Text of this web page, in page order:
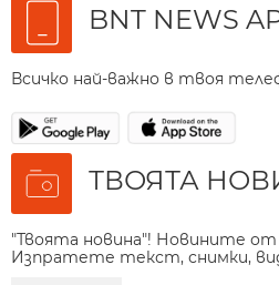
BNT NEWS
Всичко най-важно в твоя
ТВОЯТА
"Твоята новина"! Новините
Изпратете текст, снимки,